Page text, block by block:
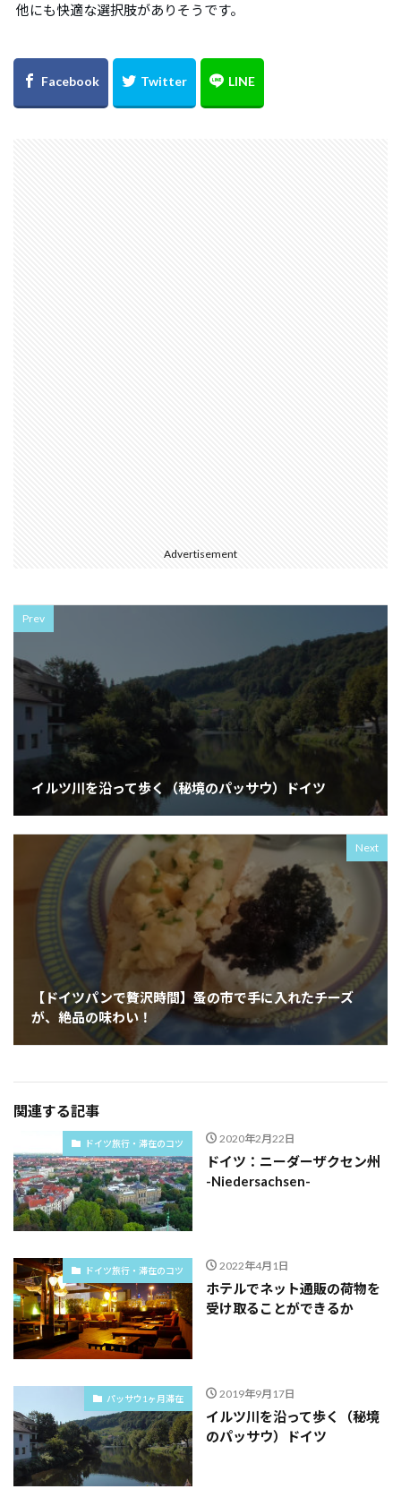
他にも快適な選択肢がありそうです。
Advertisement
Prev
イルツ川を沿って歩く（秘境のパッサウ）ドイツ
Next
【ドイツパンで贅沢時間】蚤の市で手に入れたチーズ
が、絶品の味わい！
関連する記事
ドイツ旅行・滞在のコツ 2020年2月22日
ドイツ：ニーダーザクセン州
-Niedersachsen-
ドイツ旅行・滞在のコツ 2022年4月1日
ホテルでネット通販の荷物を
受け取ることができるか
パッサウ1ヶ月滞在 2019年9月17日
イルツ川を沿って歩く（秘境
のパッサウ）ドイツ